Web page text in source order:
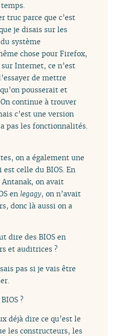
truc parce que c’est
je disais sur les
système
chose pour Firefox,
Internet, ce n’est
de mettre
pousserait et
continue à trouver
c’est une version
pas les fonctionnalités.
on a également une
celle du BIOS. En
Antanak, on avait
en legagy, on n’avait
donc là aussi on a
dire des BIOS en
et auditrices ?
pas si je vais être
?
déjà dire ce qu’est le
les constructeurs, les